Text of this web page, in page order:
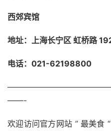
西郊宾馆
地址：上海长宁区 虹桥路
电话：021-62198800
——-
欢迎访问官方网站 ” 最美食